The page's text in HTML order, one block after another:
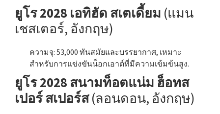
ยูโร 2028 เอทิฮัด สเตเดี้ยม (แมน
เชสเตอร์, อังกฤษ)
ความจุ: 53,000 ทันสมัยและบรรยากาศ, เหมาะ
สำหรับการแข่งขันน็อกเอาต์ที่มีความเข้มข้นสูง.
ยูโร 2028 สนามท็อตแน่ม ฮ็อทส
เปอร์ สเปอร์ส(ลอนดอน, อังกฤษ)